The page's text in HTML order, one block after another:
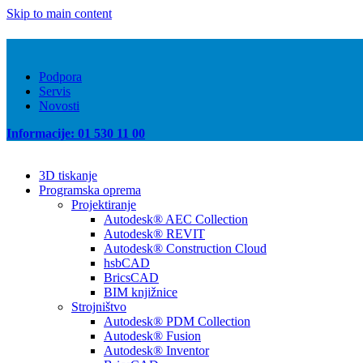
Skip to main content
Podpora
Servis
Novosti
Informacije: 01 530 11 00
3D tiskanje
Programska oprema
Projektiranje
Autodesk® AEC Collection
Autodesk® REVIT
Autodesk® Construction Cloud
hsbCAD
BricsCAD
BIM knjižnice
Strojništvo
Autodesk® PDM Collection
Autodesk® Fusion
Autodesk® Inventor